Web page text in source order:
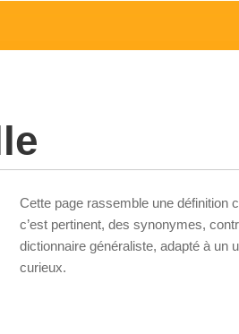
Cette page rassemble une définition
c’est pertinent, des synonymes,
dictionnaire généraliste, adapté à un
curieux.